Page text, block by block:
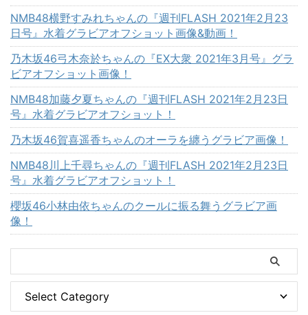
NMB48横野すみれちゃんの『週刊FLASH 2021年2月23
日号』水着グラビアオフショット画像&動画！
乃木坂46弓木奈於ちゃんの『EX大衆 2021年3月号』グラ
ビアオフショット画像！
NMB48加藤夕夏ちゃんの『週刊FLASH 2021年2月23日
号』水着グラビアオフショット！
乃木坂46賀喜遥香ちゃんのオーラを纏うグラビア画像！
NMB48川上千尋ちゃんの『週刊FLASH 2021年2月23日
号』水着グラビアオフショット！
櫻坂46小林由依ちゃんのクールに振る舞うグラビア画
像！